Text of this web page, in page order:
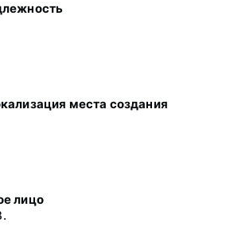
места создания
лицо